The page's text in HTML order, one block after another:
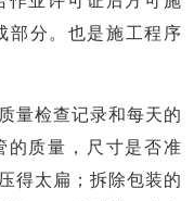
部分。也是施工程序
量检查记录和每天的
的质量，尺寸是否准
得太扁；拆除包装的